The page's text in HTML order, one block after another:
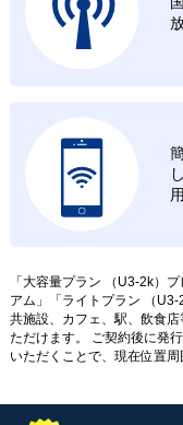
「大容量プラン （U3-2k）
アム」「ライトプラン （
共施設、カフェ、駅、飲食
ただけます。 ご契約後に発
いただくことで、現在位置